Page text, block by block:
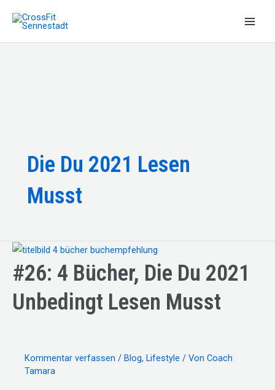
Inhalt
springen
Die Du 2021 Lesen
Musst
#26: 4 Bücher, Die Du 2021
Unbedingt Lesen Musst
Kommentar verfassen / Blog, Lifestyle / Von Coach
Tamara